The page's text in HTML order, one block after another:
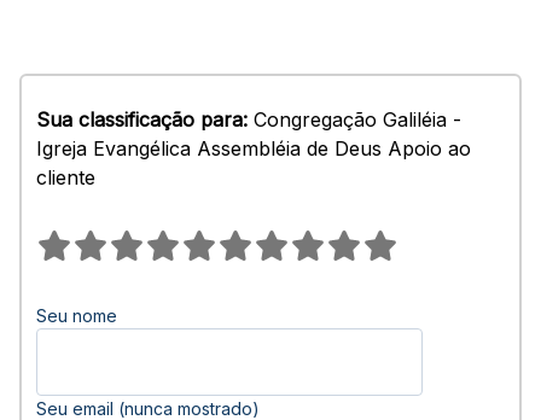
Sua classificação para: Congregação Galiléia -
Igreja Evangélica Assembléia de Deus Apoio ao
cliente
Seu nome
Seu email (nunca mostrado)